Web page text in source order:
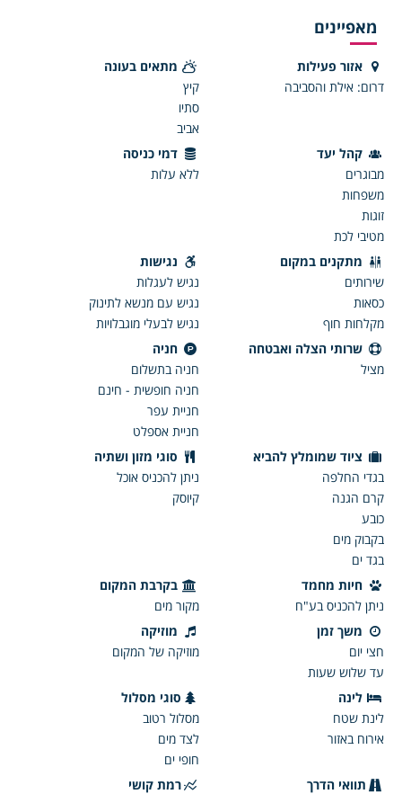
מאפיינים
אזור פעילות
דרום: אילת והסביבה
מתאים בעונה
קיץ
סתיו
אביב
קהל יעד
מבוגרים
משפחות
זוגות
מטיבי לכת
דמי כניסה
ללא עלות
מתקנים במקום
שירותים
כסאות
מקלחות חוף
נגישות
נגיש לעגלות
נגיש עם מנשא לתינוק
נגיש לבעלי מוגבלויות
שרותי הצלה ואבטחה
מציל
חניה
חניה בתשלום
חניה חופשית - חינם
חניית עפר
חניית אספלט
ציוד שמומלץ להביא
בגדי החלפה
קרם הגנה
כובע
בקבוק מים
בגד ים
סוגי מזון ושתיה
ניתן להכניס אוכל
קיוסק
חיות מחמד
ניתן להכניס בע"ח
בקרבת המקום
מקור מים
משך זמן
חצי יום
עד שלוש שעות
מוזיקה
מוזיקה של המקום
לינה
לינת שטח
אירוח באזור
סוגי מסלול
מסלול רטוב
לצד מים
חופי ים
תוואי הדרך
רמת קושי